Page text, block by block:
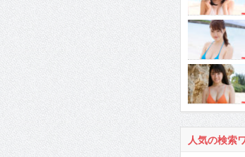
人気の検索